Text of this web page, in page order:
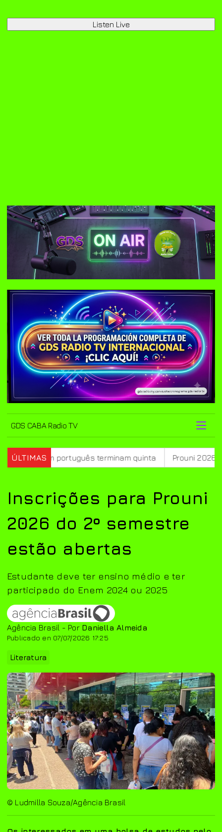
Listen Live
GDS CABA Radio TV
ÚLTIMAS
português terminam quinta Prouni 2026: divulgado
Inscrições para Prouni
2026 do 2º semestre
estão abertas
Estudante deve ter ensino médio e ter
participado do Enem 2024 ou 2025
Agência Brasil - Por Daniella Almeida
Publicado en 07/07/2026 17:25
Literatura
© Ludmilla Souza/Agência Brasil